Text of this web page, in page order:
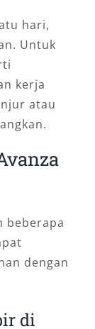
hari,
Untuk
kerja
atau
beberapa
dengan
di